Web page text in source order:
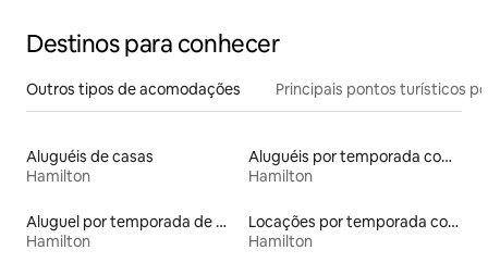
Destinos para conhecer
Outros tipos de acomodações Principais pontos turísticos
Aluguéis de casas
Hamilton
Aluguéis por temporada com banheira de hidromassagem
Hamilton
Aluguel por temporada de microcasas
Hamilton
Locações por temporada com piscina
Hamilton